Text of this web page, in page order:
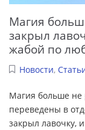
Магия
закрыл
жабой по
Новости,
Магия больше не
переведены в
закрыл лавочку,